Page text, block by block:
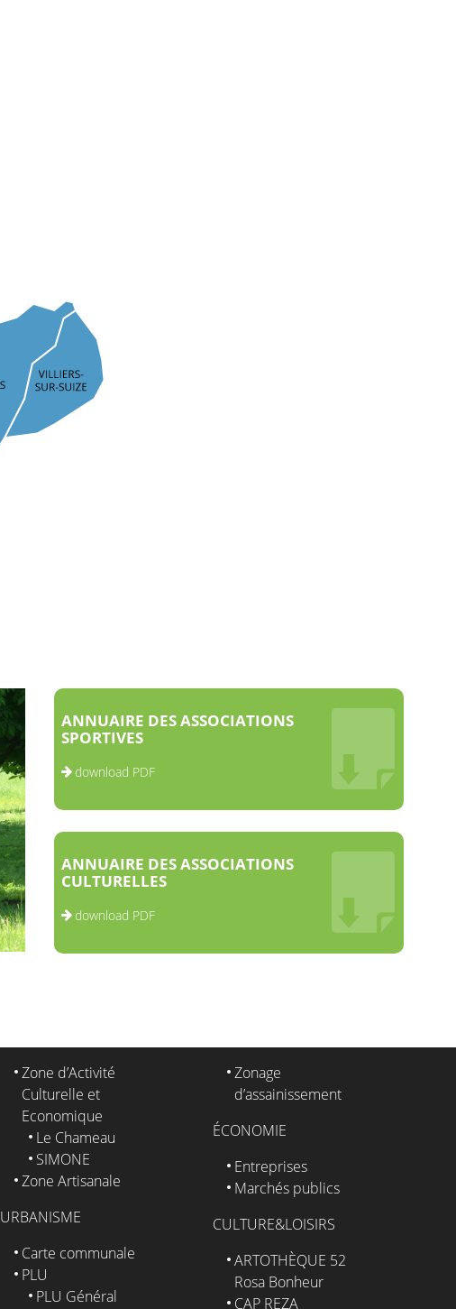
ANNUAIRE DES ASSOCIATIONS
SPORTIVES
download PDF
ANNUAIRE DES ASSOCIATIONS
CULTURELLES
download PDF
Zone d’Activité
Culturelle et
Economique
Le Chameau
SIMONE
Zone Artisanale
URBANISME
Carte communale
PLU
PLU Général
Zonage
d’assainissement
ÉCONOMIE
Entreprises
Marchés publics
CULTURE&LOISIRS
ARTOTHÈQUE 52
Rosa Bonheur
CAP REZA